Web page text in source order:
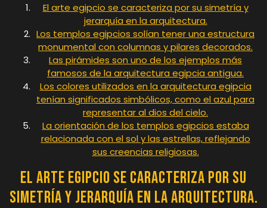
El arte egipcio se caracteriza por su simetría y
jerarquía en la arquitectura.
Los templos egipcios solían tener una estructura
monumental con columnas y pilares decorados.
Las pirámides son uno de los ejemplos más
famosos de la arquitectura egipcia antigua.
Los colores utilizados en la arquitectura egipcia
tenían significados simbólicos, como el azul para
representar al dios del cielo.
La orientación de los templos egipcios estaba
relacionada con el sol y las estrellas, reflejando
sus creencias religiosas.
El arte egipcio se caracteriza por su
simetría y jerarquía en la arquitectura.